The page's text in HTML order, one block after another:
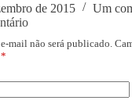
de 2015
Um
mail não será publicado.
*